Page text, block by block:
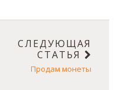
СЛЕДУЮЩАЯ
СТАТЬЯ
Продам монеты